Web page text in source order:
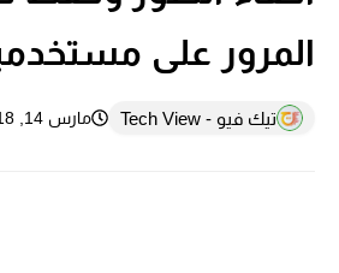
المرور على
تيك فيو - Tech View مارس 14, 2018